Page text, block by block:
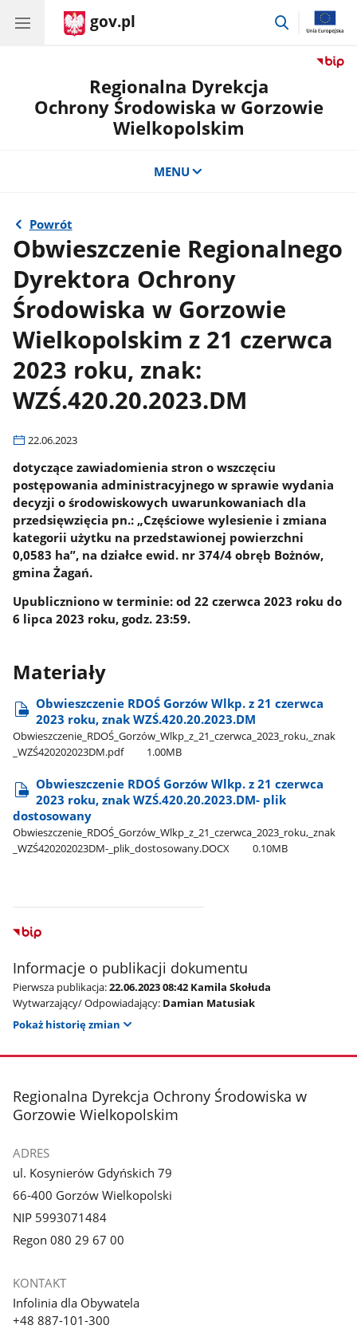
gov.pl
przejdź
Regionalna Dyrekcja
Ochrony Środowiska w Gorzowie
Wielkopolskim
MENU
Powrót
Obwieszczenie Regionalnego
Dyrektora Ochrony
Środowiska w Gorzowie
Wielkopolskim z 21 czerwca
2023 roku, znak:
WZŚ.420.20.2023.DM
22.06.2023
dotyczące zawiadomienia stron o wszczęciu
postępowania administracyjnego w sprawie wydania
decyzji o środowiskowych uwarunkowaniach dla
przedsięwzięcia pn.: „Częściowe wylesienie i zmiana
kategorii użytku na przedstawionej powierzchni
0,0583 ha”, na działce ewid. nr 374/4 obręb Bożnów,
gmina Żagań.
Upubliczniono w terminie: od 22 czerwca 2023 roku do
6 lipca 2023 roku, godz. 23:59.
Materiały
Obwieszczenie RDOŚ Gorzów Wlkp. z 21 czerwca
2023 roku, znak WZŚ.420.20.2023.DM
Obwieszczenie​_RDOŚ​_Gorzów​_Wlkp​_z​_21​_czerwca​_2023​_roku,​_znak​
_WZŚ420202023DM.pdf
1.00MB
Obwieszczenie RDOŚ Gorzów Wlkp. z 21 czerwca
2023 roku, znak WZŚ.420.20.2023.DM- plik
dostosowany
Obwieszczenie​_RDOŚ​_Gorzów​_Wlkp​_z​_21​_czerwca​_2023​_roku,​_znak​
_WZŚ420202023DM-​_plik​_dostosowany.DOCX
0.10MB
Informacje o publikacji dokumentu
Pierwsza publikacja:22.06.2023 08:42 Kamila Skołuda
Wytwarzający/ Odpowiadający: Damian Matusiak
Pokaż historię zmian
stopka
Regionalna Dyrekcja Ochrony Środowiska w
Gorzowie Wielkopolskim
ADRES
ul. Kosynierów Gdyńskich 79
66-400 Gorzów Wielkopolski
NIP 5993071484
Regon 080 29 67 00
KONTAKT
Infolinia dla Obywatela
+48 887-101-300